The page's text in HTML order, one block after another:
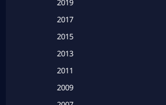
Based on a True Story เรื่องจริง
Based on a True Story เรื่องจริง
2019
2017
2015
2013
2011
2009